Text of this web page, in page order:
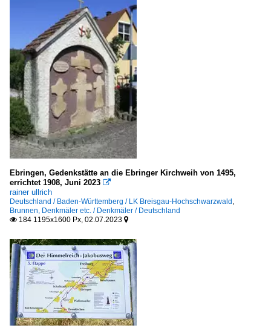
Ebringen, Gedenkstätte an die Ebringer Kirchweih von 1495,
errichtet 1908, Juni 2023 
rainer ullrich
Deutschland / Baden-Württemberg / LK Breisgau-Hochschwarzwald ,
Brunnen, Denkmäler etc. / Denkmäler / Deutschland
 184 1195x1600 Px, 02.07.2023 